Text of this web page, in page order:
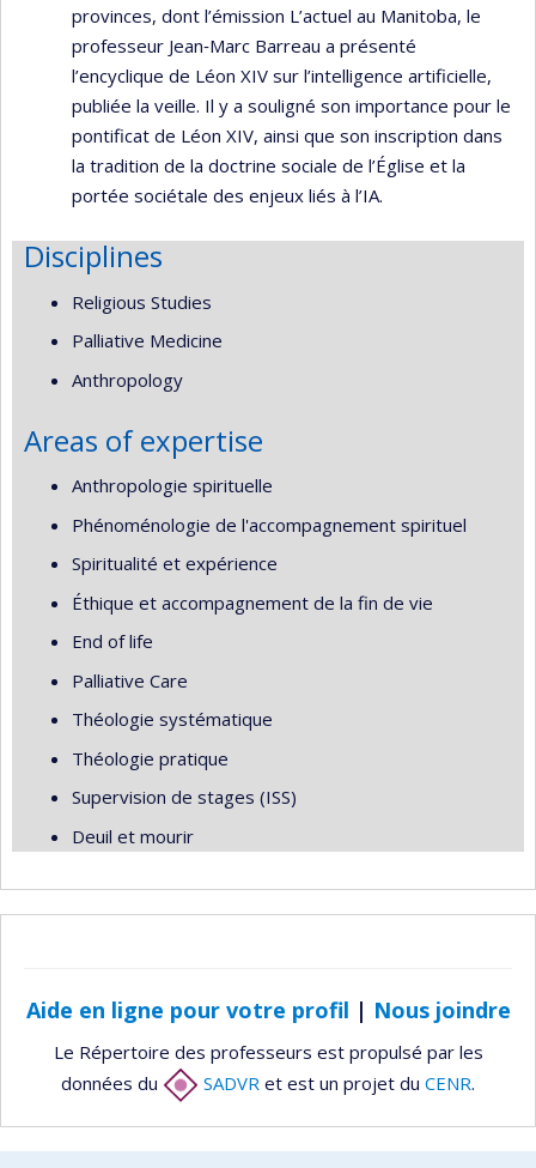
provinces, dont l’émission L’actuel au Manitoba, le
professeur Jean‑Marc Barreau a présenté
l’encyclique de Léon XIV sur l’intelligence artificielle,
publiée la veille. Il y a souligné son importance pour le
pontificat de Léon XIV, ainsi que son inscription dans
la tradition de la doctrine sociale de l’Église et la
portée sociétale des enjeux liés à l’IA.
Disciplines
Religious Studies
Palliative Medicine
Anthropology
Areas of expertise
Anthropologie spirituelle
Phénoménologie de l'accompagnement spirituel
Spiritualité et expérience
Éthique et accompagnement de la fin de vie
End of life
Palliative Care
Théologie systématique
Théologie pratique
Supervision de stages (ISS)
Deuil et mourir
Aide en ligne pour votre profil | Nous joindre
Le Répertoire des professeurs est propulsé par les
données du
SADVR et est un projet du CENR.